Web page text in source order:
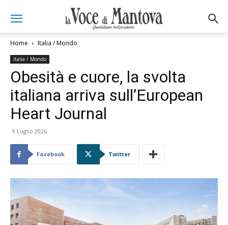
Home Italia / Mondo
Italia / Mondo
Obesità e cuore, la svolta
italiana arriva sull’European
Heart Journal
9 Luglio 2026
Facebook Twitter